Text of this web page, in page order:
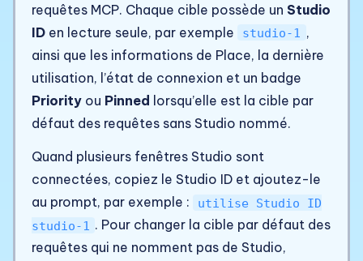
requêtes MCP. Chaque cible possède un Studio
ID en lecture seule, par exemple studio-1
,
ainsi que les informations de Place, la dernière
utilisation, l’état de connexion et un badge
Priority ou Pinned lorsqu’elle est la cible par
défaut des requêtes sans Studio nommé.
Quand plusieurs fenêtres Studio sont
connectées, copiez le Studio ID et ajoutez-le
au prompt, par exemple :
utilise Studio ID
studio-1 . Pour changer la cible par défaut des
requêtes qui ne nomment pas de Studio,